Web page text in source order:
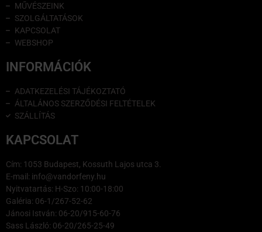
MŰVÉSZEINK
SZOLGÁLTATÁSOK
KAPCSOLAT
WEBSHOP
INFORMÁCIÓK
ADATKEZELÉSI TÁJÉKOZTATÓ
ÁLTALÁNOS SZERZŐDÉSI FELTÉTELEK
SZÁLLÍTÁS
KAPCSOLAT
Cím: 1053 Budapest, Kossuth Lajos utca 3.
E-mail: info@vandorfeny.hu
Nyitvatartás: H-Szo: 10:00-18:00
Galéria: 06-1/267-52-62
Jánosi István: 06-20/915-60-76
Sass László: 06-20/265-25-49